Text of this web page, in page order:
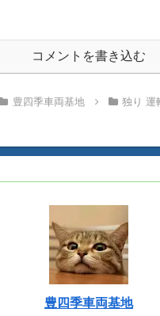
コメントを書き込む
豊四季車両基地 独り 運
豊四季車両基地